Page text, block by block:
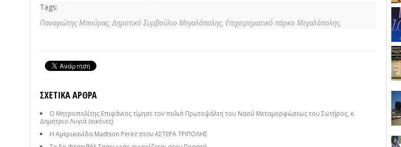
Tags:
Παναγιώτης Μπούρας, Δημοτικό Συμβούλιο Μεγαλόπολης, Επιχειρηματικό πάρκο Μεγαλόπολης,
ΣΧΕΤΙΚΆ ΆΡΘΡΑ
Ο Μητροπολίτης Επιφάνιος τίμησε τον πολιό Πρωτοψάλτη του Ναού Μεταμορφώσεως του Σωτήρος, κ.
Δημήτριο Λυγιά (εικόνες)
Η Αμερικανίδα Madison Perez στον ΑΣΤΕΡΑ ΤΡΙΠΟΛΗΣ